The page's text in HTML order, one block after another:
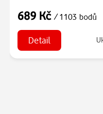
689 Kč / 1103 bodů
Detail